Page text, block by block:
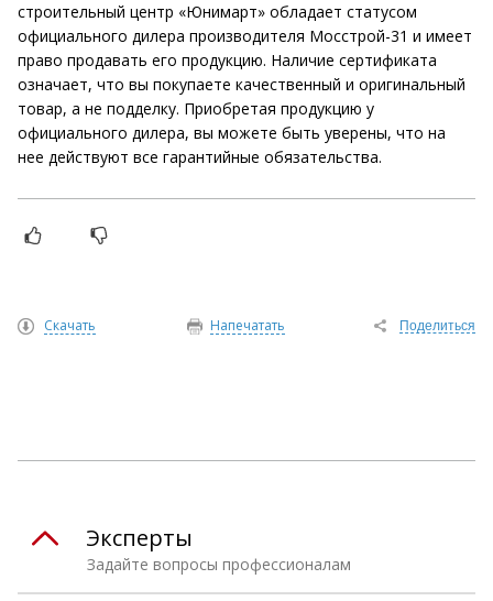
строительный центр «Юнимарт» обладает статусом
официального дилера производителя Мосстрой-31 и имеет
право продавать его продукцию. Наличие сертификата
означает, что вы покупаете качественный и оригинальный
товар, а не подделку. Приобретая продукцию у
официального дилера, вы можете быть уверены, что на
нее действуют все гарантийные обязательства.
Поделиться
Напечатать
Скачать
Задайте вопросы профессионалам
Эксперты